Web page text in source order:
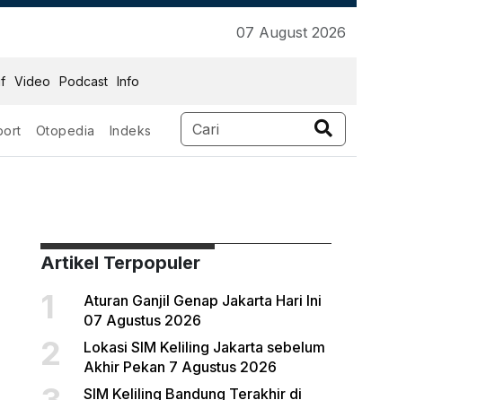
07 August 2026
Video Podcast Info
Otopedia Indeks
Artikel Terpopuler
1
Aturan Ganjil Genap Jakarta Hari Ini
07 Agustus 2026
2
Lokasi SIM Keliling Jakarta sebelum
Akhir Pekan 7 Agustus 2026
SIM Keliling Bandung Terakhir di